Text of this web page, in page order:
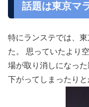
話題は東京マ
特にランステでは、
た。 思っていたより
場が取り消しになっ
下がってしまったり